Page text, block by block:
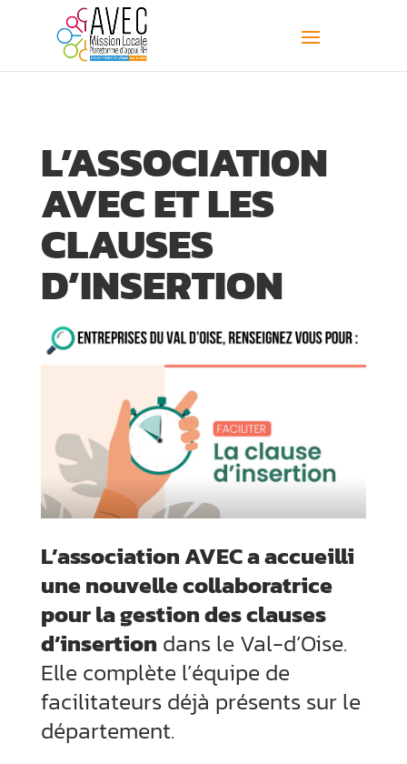
L’ASSOCIATION
AVEC ET LES
CLAUSES
D’INSERTION
L’association AVEC a accueilli
une nouvelle collaboratrice
pour la gestion des clauses
d’insertion dans le Val-d’Oise.
Elle complète l’équipe de
facilitateurs déjà présents sur le
département.